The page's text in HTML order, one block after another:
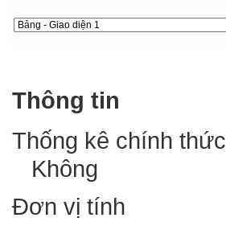
Thông tin
Thống kê chính thức
Không
Đơn vị tính